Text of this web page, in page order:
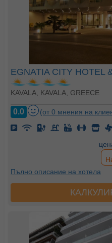
EGNATIA CITY HOTEL
KAVALA, KAVALA, GREECE
0.0 (от 0 мнения на
Пълно описание на хотела